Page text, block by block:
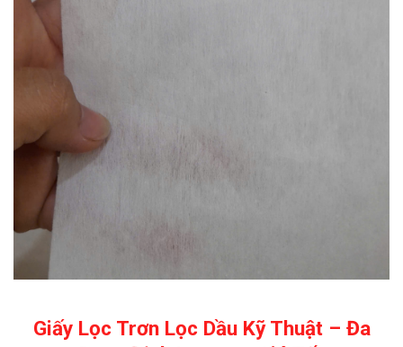
Giấy Lọc Trơn Lọc Dầu Kỹ Thuật – Đa